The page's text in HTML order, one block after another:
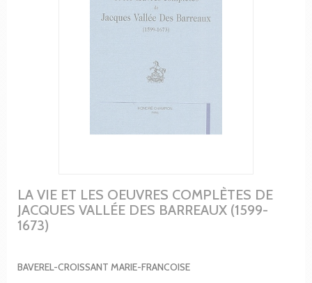
LA VIE ET LES OEUVRES COMPLÈTES DE
JACQUES VALLÉE DES BARREAUX (1599-
1673)
BAVEREL-CROISSANT MARIE-FRANCOISE